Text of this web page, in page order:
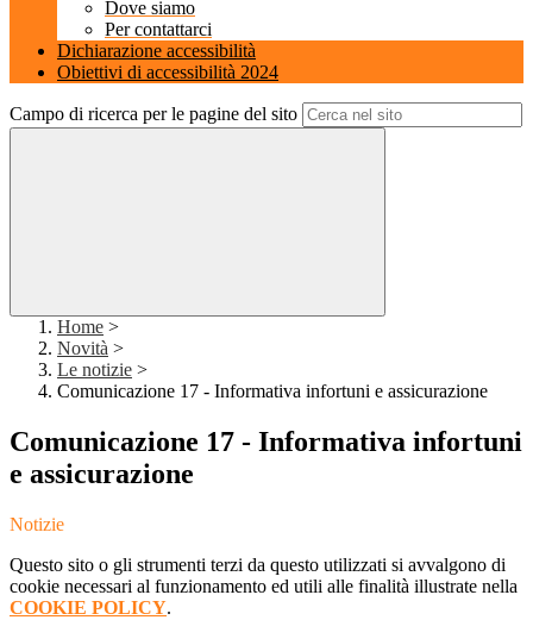
Dove siamo
Per contattarci
Dichiarazione accessibilità
Obiettivi di accessibilità 2024
Campo di ricerca per le pagine del sito
Home >
Novità >
Le notizie >
Comunicazione 17 - Informativa infortuni e assicurazione
Comunicazione 17 - Informativa infortuni
e assicurazione
Notizie
Questo sito o gli strumenti terzi da questo utilizzati si avvalgono di
cookie necessari al funzionamento ed utili alle finalità illustrate nella
COOKIE POLICY.